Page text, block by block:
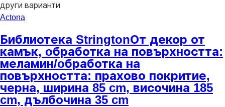
други варианти
Actona
Библиотека StringtonОт декор от
камък, oбработка на повърхността:
меламин/oбработка на
повърхността: прахово покритие,
черна, ширина 85 cm, височина 185
cm, дълбочина 35 cm